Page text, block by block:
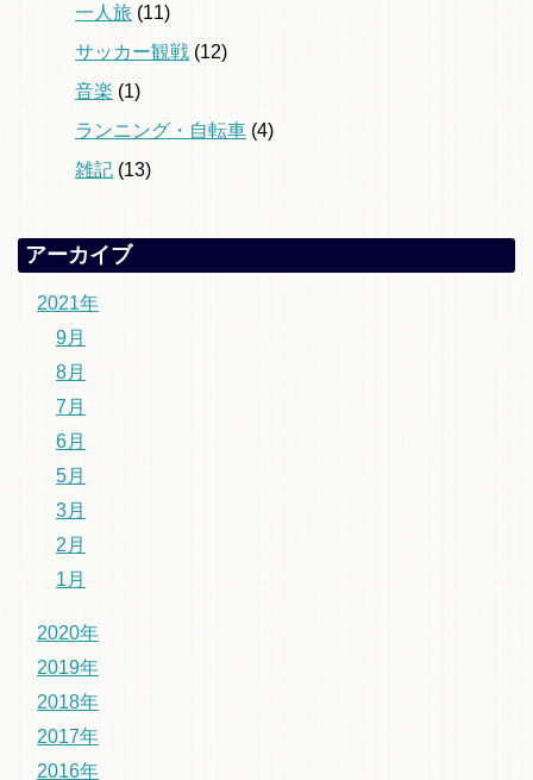
一人旅 (11)
サッカー観戦 (12)
音楽 (1)
ランニング・自転車 (4)
雑記 (13)
アーカイブ
2021年
9月
8月
7月
6月
5月
3月
2月
1月
2020年
2019年
2018年
2017年
2016年